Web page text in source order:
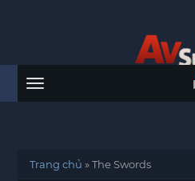
Menu
Trang chủ »The Swords